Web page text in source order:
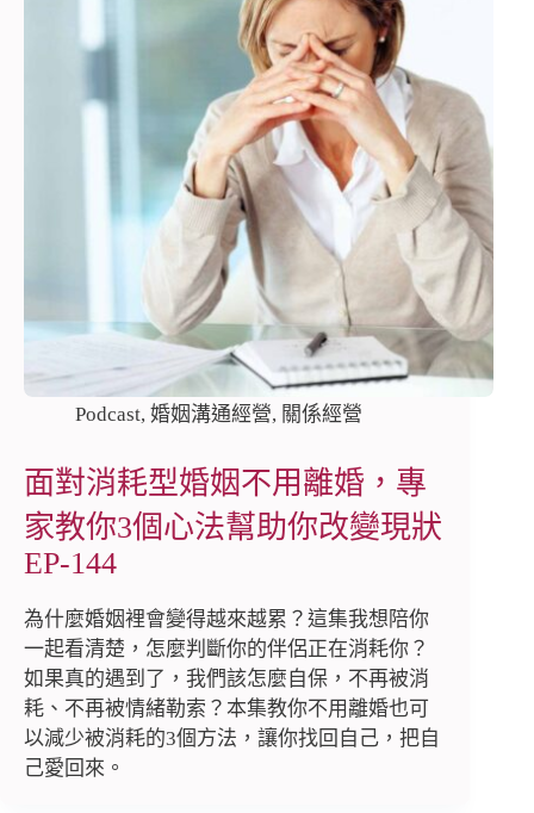
Podcast, 婚姻溝通經營, 關係經營
面對消耗型婚姻不用離婚，專
家教你3個心法幫助你改變現狀
EP-144
為什麼婚姻裡會變得越來越累？這集我想陪你
一起看清楚，怎麼判斷你的伴侶正在消耗你？
如果真的遇到了，我們該怎麼自保，不再被消
耗、不再被情緒勒索？本集教你不用離婚也可
以減少被消耗的3個方法，讓你找回自己，把自
己愛回來。